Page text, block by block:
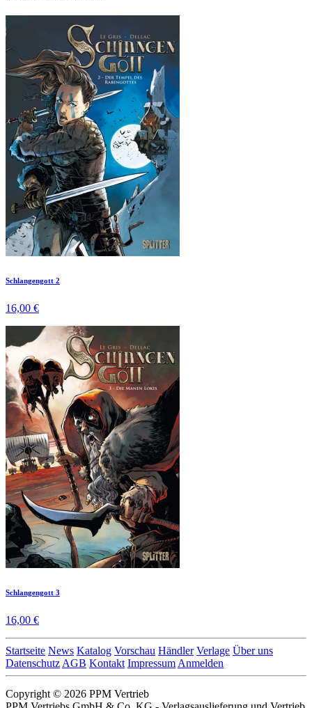
Schlangengott 2
16,00 €
Schlangengott 3
16,00 €
Startseite News Katalog Vorschau Händler Verlage Über uns
Datenschutz AGB Kontakt Impressum Anmelden
Copyright © 2026 PPM Vertrieb